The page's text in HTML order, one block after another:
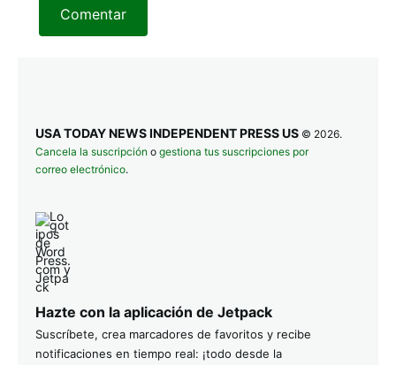
Comentar
USA TODAY NEWS INDEPENDENT PRESS US © 2026.
Cancela la suscripción o gestiona tus suscripciones por
correo electrónico.
Hazte con la aplicación de Jetpack
Suscríbete, crea marcadores de favoritos y recibe
notificaciones en tiempo real: ¡todo desde la